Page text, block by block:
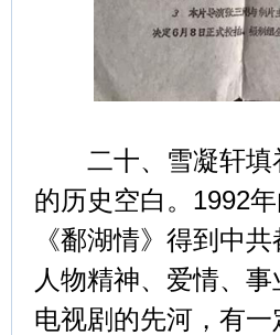
二十、雪凝轩填
的历史空白。1992
《鄱湖情》得到中
人物精神、爱情、
电视剧的先河，有